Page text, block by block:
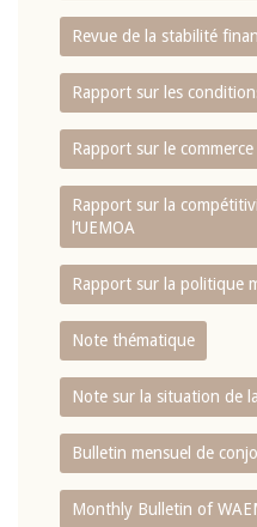
Revue de la stabilité
Rapport sur les
Rapport sur le
Rapport sur la
l‘UEMOA
Rapport sur la politique
Note thématique
Note sur la situation de
Bulletin mensuel de
Monthly Bulletin of